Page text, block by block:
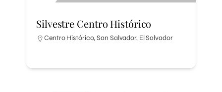
Silvestre Centro Histórico
Centro Histórico, San Salvador, El Salvador